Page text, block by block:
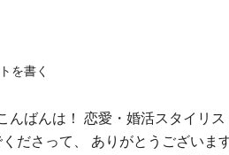
を書く
んばんは！ 恋愛・婚活スタイ
くださって、 ありがとうござい